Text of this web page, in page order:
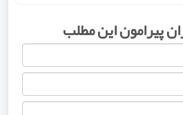
پیرامون این مطلب